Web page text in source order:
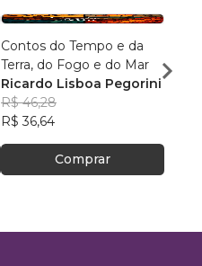
Contos do Tempo e da
Terra, do Fogo e do Mar
Ricardo Lisboa Pegorini
R$ 46,28
R$ 36,64
Comprar